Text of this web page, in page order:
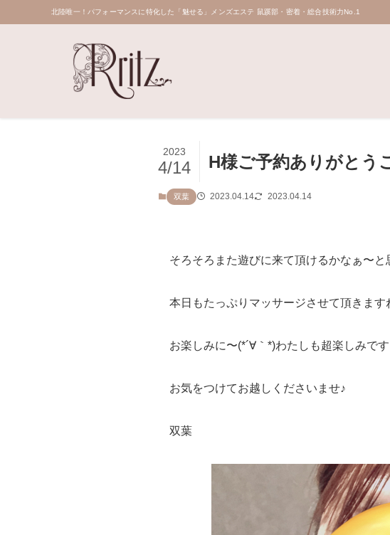
北陸唯一！パフォーマンスに特化した「魅せる」メンズエステ 鼠蹊部・密着・総合技術力No.1
H様ご予約ありがとう
2023
4/14
双葉 2023.04.14 2023.04.14
そろそろまた遊びに来て頂けるかなぁ〜
本日もたっぷりマッサージさせて頂きます
お楽しみに〜(*´∀｀*)わたしも超楽しみで
お気をつけてお越しくださいませ♪
双葉